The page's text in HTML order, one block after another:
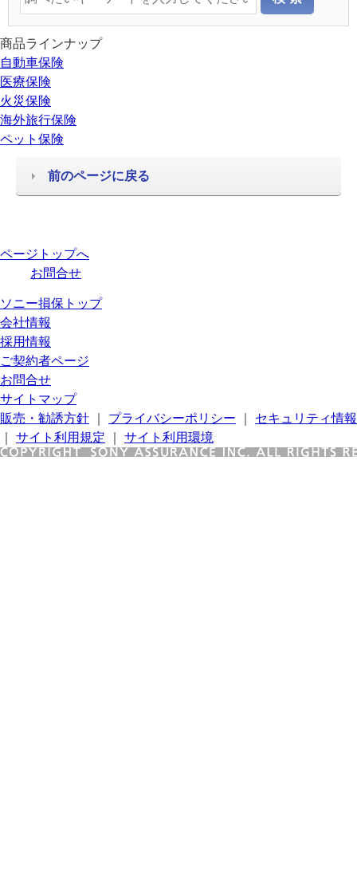
商品ラインナップ
自動車保険
医療保険
火災保険
海外旅行保険
ペット保険
前のページに戻る
ページトップへ
お問合せ
ソニー損保トップ
会社情報
採用情報
ご契約者ページ
お問合せ
サイトマップ
販売・勧誘方針
プライバシーポリシー
セキュリティ情報
サイト利用規定 サイト利用環境